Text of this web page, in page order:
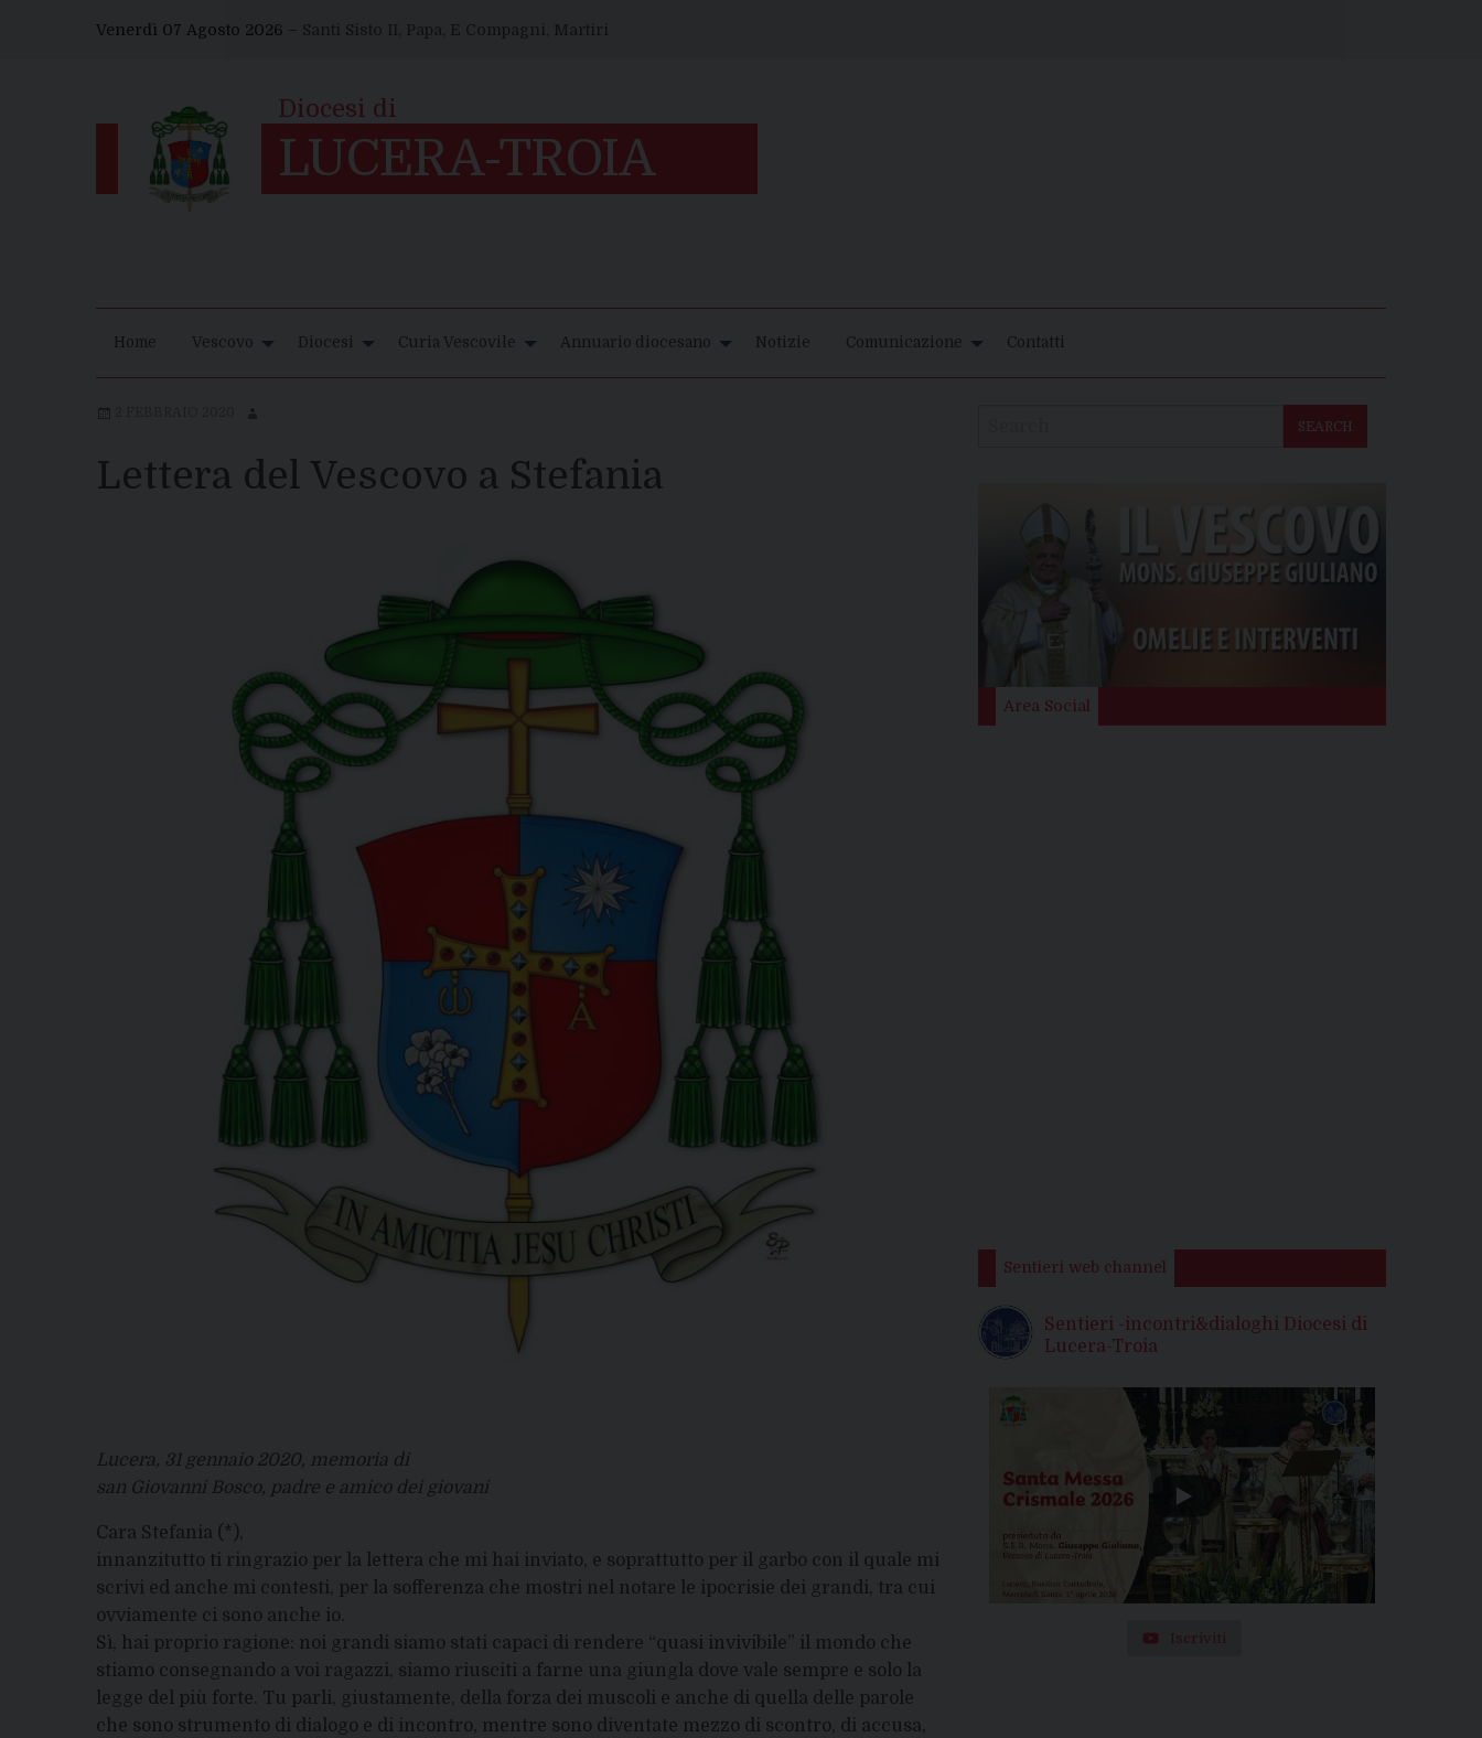
Venerdì 07 Agosto 2026 – Santi Sisto II, Papa, E Compagni, Martiri
Home Vescovo Diocesi Curia Vescovile Annuario diocesano Notizie Comunicazione Contatti
Lettera del Vescovo a Stefania
Lucera, 31 gennaio 2020, memoria di
san Giovanni Bosco, padre e amico dei giovani
Cara Stefania (*),
innanzitutto ti ringrazio per la lettera che mi hai inviato, e soprattutto per il garbo con il quale mi
scrivi ed anche mi contesti, per la sofferenza che mostri nel notare le ipocrisie dei grandi, tra cui
ovviamente ci sono anche io.
Sì, hai proprio ragione: noi grandi siamo stati capaci di rendere “quasi invivibile” il mondo che
stiamo consegnando a voi ragazzi, siamo riusciti a farne una giungla dove vale sempre e solo la
legge del più forte. Tu parli, giustamente, della forza dei muscoli e anche di quella delle parole
che sono strumento di dialogo e di incontro, mentre sono diventate mezzo di scontro, di accusa,
SEARCH
Area Social
Sentieri web channel
Sentieri -incontri&dialoghi Diocesi di
Lucera-Troia
Iscriviti